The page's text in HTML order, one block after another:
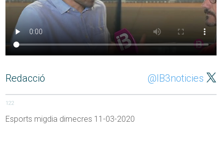
Redacció @IB3noticies
122
Esports migdia dimecres 11-03-2020